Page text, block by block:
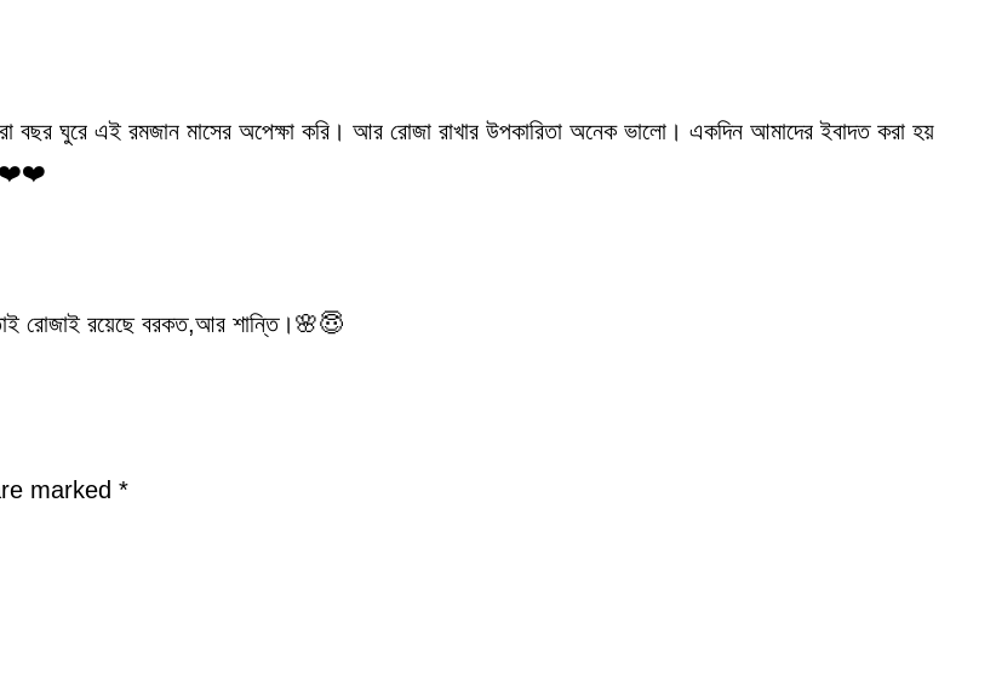
ঘুরে এই রমজান মাসের অপেক্ষা করি। আর রোজা রাখার উপকারিতা অনেক ভালো। একদিন আমাদের ইবাদত করা হয়
❤️❤️
রোজাই রয়েছে বরকত,আর শান্তি।🌸😇
marked *